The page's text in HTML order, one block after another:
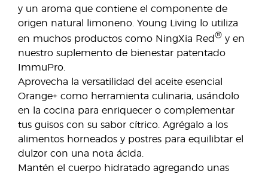
y un aroma que contiene el componente de
origen natural limoneno. Young Living lo utiliza
en muchos productos como NingXia Red® y en
nuestro suplemento de bienestar patentado
ImmuPro.
Aprovecha la versatilidad del aceite esencial
Orange+ como herramienta culinaria, usándolo
en la cocina para enriquecer o complementar
tus guisos con su sabor cítrico. Agrégalo a los
alimentos horneados y postres para equilibtar el
dulzor con una nota ácida.
Mantén el cuerpo hidratado agregando unas